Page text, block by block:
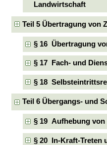
Landwirtschaft
Teil 5 Übertragung von
§ 16 Übertragung
§ 17 Fach- und
§ 18
Teil 6 Übergangs- und
§ 19 Aufhebung
§ 20 In-Kraft-Treten